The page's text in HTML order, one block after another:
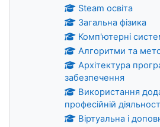
Steam освіта
Загальна фізика
Комп'ютерні
Алгоритми та
Архітектура
забезпечення
Використання
професійній
Віртуальна і